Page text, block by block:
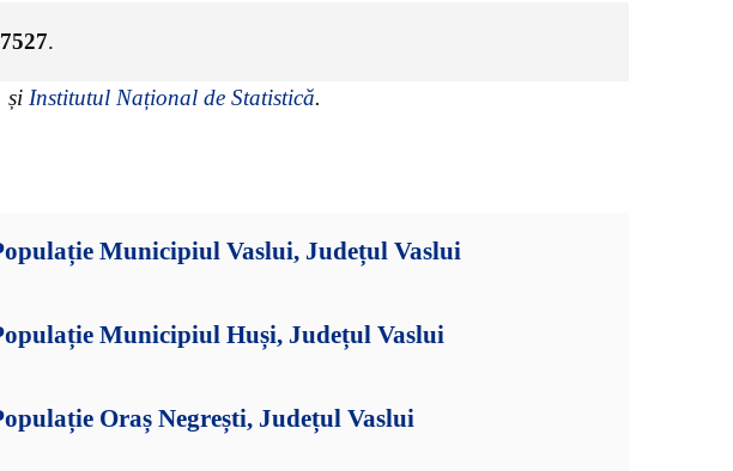
.
și Institutul Național de Statistică.
Municipiul Vaslui, Județul Vaslui
Municipiul Huși, Județul Vaslui
Oraș Negrești, Județul Vaslui